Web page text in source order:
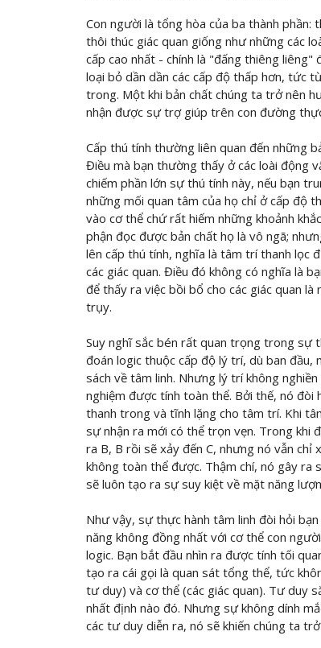
Con người là tổng hòa của ba thành
thôi thúc giác quan giống như những các
cấp cao nhất - chính là "đấng thiêng
loại bỏ dần dần các cấp độ thấp hơn, tức
trong. Một khi bản chất chúng ta trở nên
nhận được sự trợ giúp trên con đường
Cấp thú tính thường liên quan đến những
Điều mà bạn thường thấy ở các loài động
chiếm phần lớn sự thú tính này, nếu bạn
những mối quan tâm của họ chỉ ở cấp độ
vào cơ thể chứ rất hiếm những khoảnh
phận đọc được bản chất họ là vô ngã;
lên cấp thú tính, nghĩa là tâm trí thanh lọc
các giác quan. Điều đó không có nghĩa là
để thấy ra việc bồi bổ cho các giác quan
trụy.
Suy nghĩ sắc bén rất quan trọng trong sự
đoán logic thuộc cấp độ lý trí, dù ban đầu,
sách về tâm linh. Nhưng lý trí không
nghiệm được tính toàn thể. Bởi thế, nó
thanh trong và tĩnh lặng cho tâm trí. Khi
sự nhận ra mới có thể trọn vẹn. Trong khi
ra B, B rồi sẽ xảy đến C, nhưng nó vẫn
không toàn thể được. Thậm chí, nó gây ra
sẽ luôn tạo ra sự suy kiệt về mặt năng
Như vậy, sự thực hành tâm linh đòi hỏi
năng không đồng nhất với cơ thể con
logic. Bạn bắt đầu nhìn ra được tính tối
tạo ra cái gọi là quan sát tổng thể, tức
tư duy) và cơ thể (các giác quan). Tư duy
nhất định nào đó. Nhưng sự không dính
các tư duy diễn ra, nó sẽ khiến chúng ta